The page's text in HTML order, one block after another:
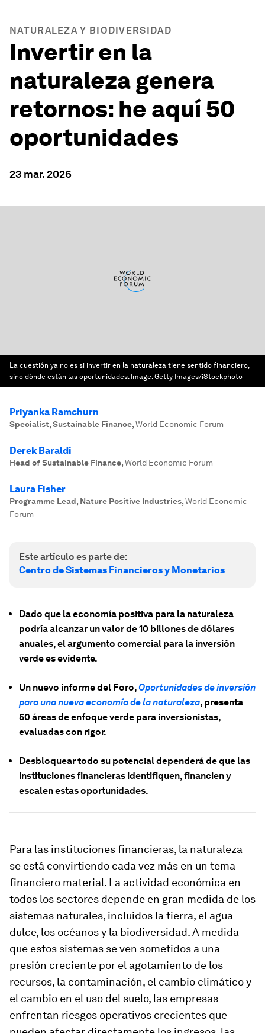
NATURALEZA Y BIODIVERSIDAD
Invertir en la
naturaleza genera
retornos: he aquí 50
oportunidades
23 mar. 2026
La cuestión ya no es si invertir en la naturaleza tiene sentido financiero,
sino dónde están las oportunidades. Image:Getty Images/iStockphoto
Priyanka Ramchurn
Specialist, Sustainable Finance,World Economic Forum
Derek Baraldi
Head of Sustainable Finance,World Economic Forum
Laura Fisher
Programme Lead, Nature Positive Industries,World Economic
Forum
Este artículo es parte de:
Centro de Sistemas Financieros y Monetarios
Dado que la economía positiva para la naturaleza
podría alcanzar un valor de 10 billones de dólares
anuales, el argumento comercial para la inversión
verde es evidente.
Un nuevo informe del Foro,Oportunidades de inversión
para una nueva economía de la naturaleza, presenta
50 áreas de enfoque verde para inversionistas,
evaluadas con rigor.
Desbloquear todo su potencial dependerá de que las
instituciones financieras identifiquen, financien y
escalen estas oportunidades.
Para las instituciones financieras, la naturaleza
se está convirtiendo cada vez más en un tema
financiero material. La actividad económica en
todos los sectores depende en gran medida de los
sistemas naturales, incluidos la tierra, el agua
dulce, los océanos y la biodiversidad. A medida
que estos sistemas se ven sometidos a una
presión creciente por el agotamiento de los
recursos, la contaminación, el cambio climático y
el cambio en el uso del suelo, las empresas
enfrentan riesgos operativos crecientes que